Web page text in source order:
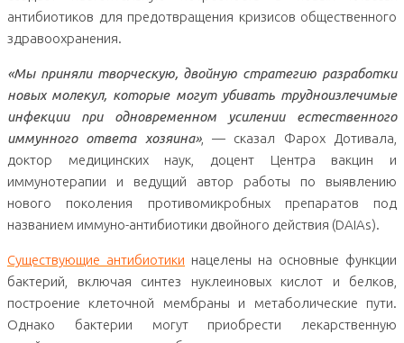
антибиотиков для предотвращения кризисов общественного
здравоохранения.
«Мы приняли творческую, двойную стратегию разработки
новых молекул, которые могут убивать трудноизлечимые
инфекции при одновременном усилении естественного
иммунного ответа хозяина», — сказал Фарох Дотивала,
доктор медицинских наук, доцент Центра вакцин и
иммунотерапии и ведущий автор работы по выявлению
нового поколения противомикробных препаратов под
названием иммуно-антибиотики двойного действия (DAIAs).
Существующие антибиотики нацелены на основные функции
бактерий, включая синтез нуклеиновых кислот и белков,
построение клеточной мембраны и метаболические пути.
Однако бактерии могут приобрести лекарственную